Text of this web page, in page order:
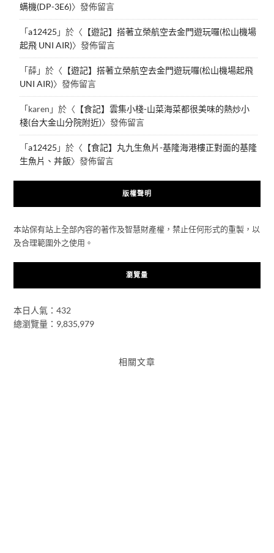
螨機(DP-3E6)〉發佈留言
「a12425 」於〈 【遊記】搭著立榮航空去金門遊玩囉(松山機場
起飛 UNI AIR)〉發佈留言
「薛」於〈 【遊記】搭著立榮航空去金門遊玩囉(松山機場起飛
UNI AIR)〉發佈留言
「karen 」於〈 【食記】雲集小棧-山菜海菜都很美味的熱炒小
棧(台大金山分院附近)〉發佈留言
「a12425 」於〈 【食記】丸九生魚片-基隆海港樓正對面的基隆
生魚片、丼飯〉發佈留言
版權聲明
本站保有站上全部內容的著作及智慧財產權，禁止任何形式的重製，以
及合理範圍外之使用。
瀏覽量
本日人氣：432
總瀏覽量：9,835,979
相關文章